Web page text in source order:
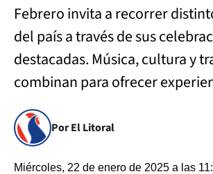
Febrero invita a recorrer
del país a través de sus
destacadas. Música, cultura y
combinan para ofrecer
Por El Litoral
Miércoles, 22 de enero de 2025 a las